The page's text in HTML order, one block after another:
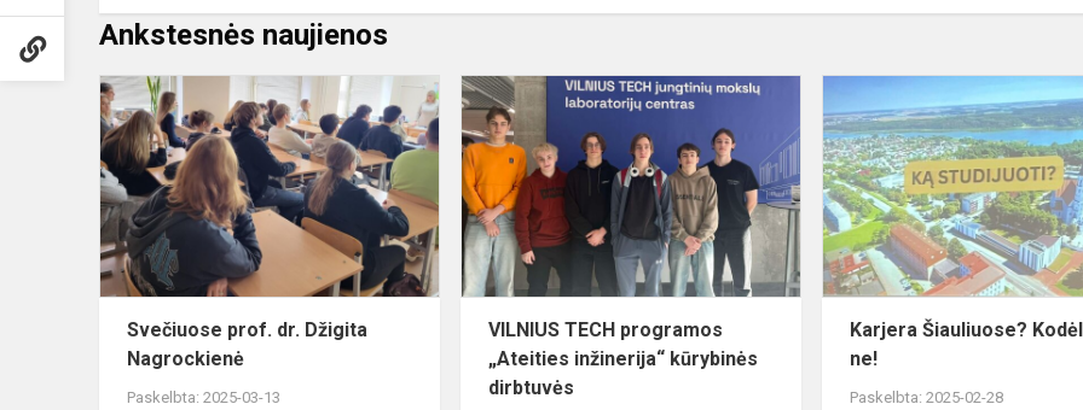
Ankstesnės naujienos
Svečiuose
prof.
dr.
Džigita
Nagrockienė
Svečiuose prof. dr. Džigita
Nagrockienė
Paskelbta: 2025-03-13
VILNIUS
TECH
programos
„Ateities
inžinerija“
kūrybinės
dirb...
VILNIUS TECH programos
„Ateities inžinerija“ kūrybinės
dirbtuvės
Karjera Šiauliuose?
ne!
Paskelbta: 2025-02-28